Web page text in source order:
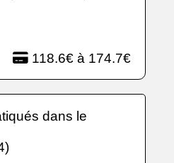
118.6€ à 174.7€
dans le